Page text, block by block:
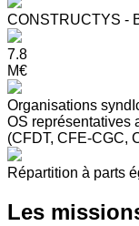
CONSTRUCTYS -
7.8
M€
Organisations
OS représentatives
(CFDT, CFE-CGC,
Répartition à parts
Les